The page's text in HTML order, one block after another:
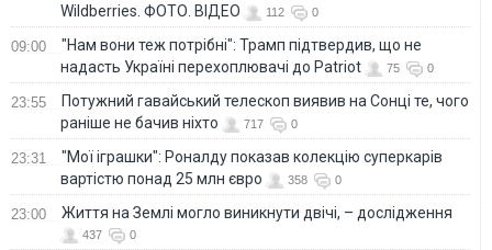
Wildberries. ФОТО. ВІДЕО
112 0
09:00
"Нам вони теж потрібні": Трамп підтвердив, що не
надасть Україні перехоплювачі до Patriot
75 0
23:55
Потужний гавайський телескоп виявив на Сонці те, чого
раніше не бачив ніхто
717 0
23:31
"Мої іграшки": Роналду показав колекцію суперкарів
вартістю понад 25 млн євро
358 0
23:00 Життя на Землі могло виникнути двічі, – дослідження
437 0